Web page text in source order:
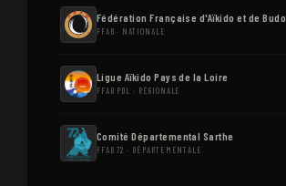
Fédération Française d'Aïkido et de Budo
FFAB · NATIONALE
Ligue Aïkido Pays de la Loire
FFAB PDL · RÉGIONALE
Comité Départemental Sarthe
FFAB 72 · DÉPARTEMENTALE